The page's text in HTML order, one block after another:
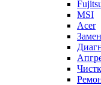
MSI
Acer